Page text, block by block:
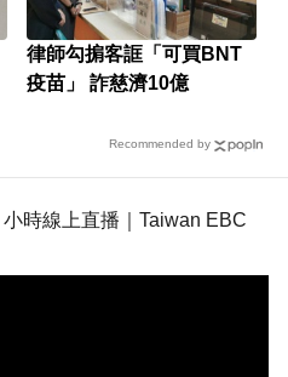
律師勾掮客誆「可買BNT
疫苗」 詐慈濟10億
Recommended by
時線上直播｜Taiwan EBC